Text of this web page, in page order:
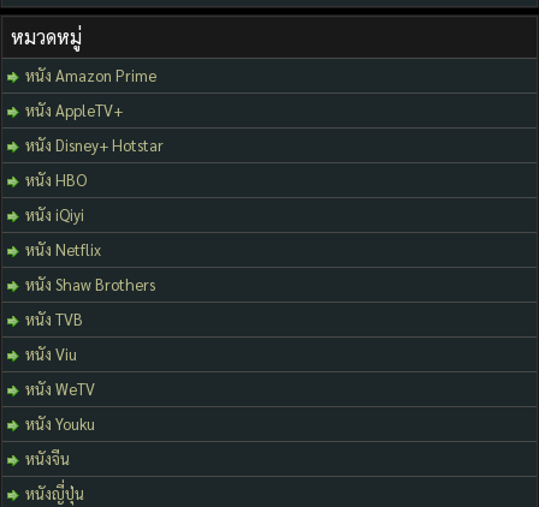
หมวดหมู่
หนัง Amazon Prime
หนัง AppleTV+
หนัง Disney+ Hotstar
หนัง HBO
หนัง iQiyi
หนัง Netflix
หนัง Shaw Brothers
หนัง TVB
หนัง Viu
หนัง WeTV
หนัง Youku
หนังจีน
หนังญี่ปุ่น